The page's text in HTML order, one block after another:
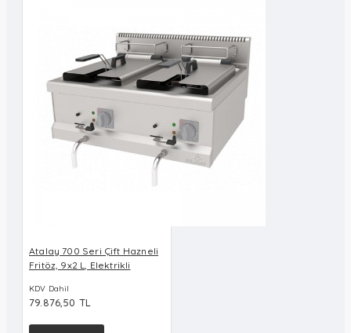
Atalay 700 Seri Çift Hazneli
Fritöz, 9x2 L, Elektrikli
KDV Dahil
79.876,50 TL